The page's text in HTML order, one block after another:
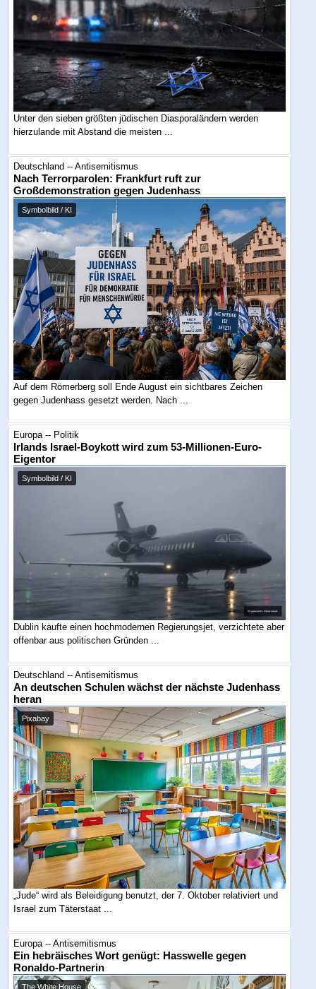
Unter den sieben größten jüdischen Diasporaländern werden
hierzulande mit Abstand die meisten ...
Deutschland -- Antisemitismus
Nach Terrorparolen: Frankfurt ruft zur
Großdemonstration gegen Judenhass
Symbolbild / KI
Auf dem Römerberg soll Ende August ein sichtbares Zeichen
gegen Judenhass gesetzt werden. Nach ...
Europa -- Politik
Irlands Israel-Boykott wird zum 53-Millionen-Euro-
Eigentor
Symbolbild / KI
Dublin kaufte einen hochmodernen Regierungsjet, verzichtete aber
offenbar aus politischen Gründen ...
Deutschland -- Antisemitismus
An deutschen Schulen wächst der nächste Judenhass
heran
Pixabay
„Jude“ wird als Beleidigung benutzt, der 7. Oktober relativiert und
Israel zum Täterstaat ...
Europa -- Antisemitismus
Ein hebräisches Wort genügt: Hasswelle gegen
Ronaldo-Partnerin
The White House